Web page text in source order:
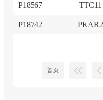
P18567 TTC11
P18742 PKAR2
首页